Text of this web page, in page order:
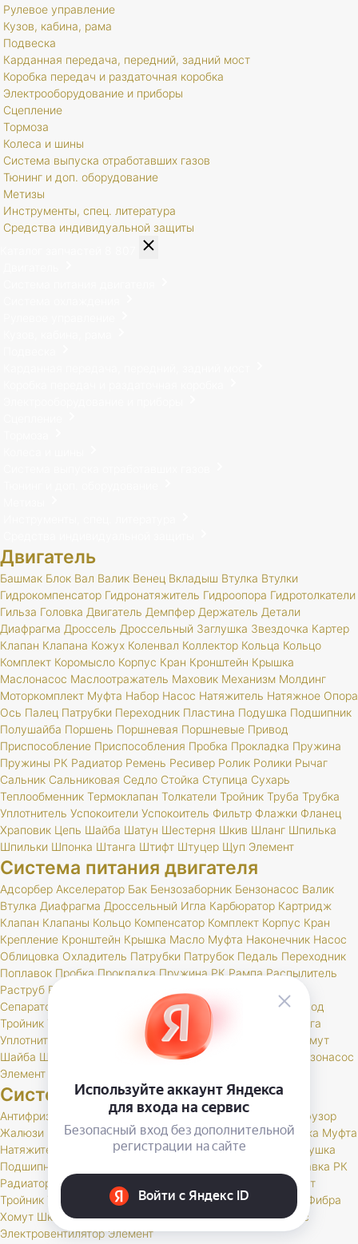
Рулевое управление
Кузов, кабина, рама
Подвеска
Карданная передача, передний, задний мост
Коробка передач и раздаточная коробка
Электрооборудование и приборы
Сцепление
Тормоза
Колеса и шины
Система выпуска отработавших газов
Тюнинг и доп. оборудование
Метизы
Инструменты, спец. литература
Средства индивидуальной защиты
Двигатель
Башмак Блок Вал Валик Венец Вкладыш Втулка Втулки
Гидрокомпенсатор Гидронатяжитель Гидроопора Гидротолкатели
Гильза Головка Двигатель Демпфер Держатель Детали
Диафрагма Дроссель Дроссельный Заглушка Звездочка Картер
Клапан Клапана Кожух Коленвал Коллектор Кольца Кольцо
Комплект Коромысло Корпус Кран Кронштейн Крышка
Маслонасос Маслоотражатель Маховик Механизм Молдинг
Моторкомплект Муфта Набор Насос Натяжитель Натяжное Опора
Ось Палец Патрубки Переходник Пластина Подушка Подшипник
Полушайба Поршень Поршневая Поршневые Привод
Приспособление Приспособления Пробка Прокладка Пружина
Пружины РК Радиатор Ремень Ресивер Ролик Ролики Рычаг
Сальник Сальниковая Седло Стойка Ступица Сухарь
Теплообменник Термоклапан Толкатели Тройник Труба Трубка
Уплотнитель Успокоители Успокоитель Фильтр Флажки Фланец
Храповик Цепь Шайба Шатун Шестерня Шкив Шланг Шпилька
Шпильки Шпонка Штанга Штифт Штуцер Щуп Элемент
Система питания двигателя
Адсорбер Акселератор Бак Бензозаборник Бензонасос Валик
Втулка Диафрагма Дроссельный Игла Карбюратор Картридж
Клапан Клапаны Кольцо Компенсатор Комплект Корпус Кран
Крепление Кронштейн Крышка Масло Муфта Наконечник Насос
Облицовка Охладитель Патрубки Патрубок Педаль Переходник
Поплавок Пробка Прокладка Пружина РК Рампа Распылитель
Раструб Регулятор
Сепаратор
Соединение Соединитель
Топливопровод
Тройник Труба Трубопровод
Тяга
Уплотнитель
Фиксатор Фильтр Фланец
Хомут
Шайба Шланг Штуцер Экономайзер
Электробензонасос
Элемент
Система охлаждения
Антифриз Вал Валик Вентилятор Гидромуфта
Диффузор
Жалюзи
Заглушка Кольцо Корпус Кран Кронштейн Крышка Муфта
Натяжитель
Отражатель Патрубки Патрубок Пистон
Подушка
Подшипник
Проставка РК
Радиатор
Ремень
Термостат
Тройник Труба Трубка Тяга УГОЛОК Удлинитель
Фибра
Хомут Шкив Шланг Шпилька Штуцер Электробензонасос
Электровентилятор Элемент